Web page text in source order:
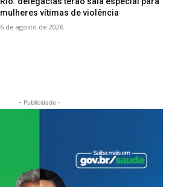
mulheres vítimas de violência
6 de agosto de 2026
- Publicidade -